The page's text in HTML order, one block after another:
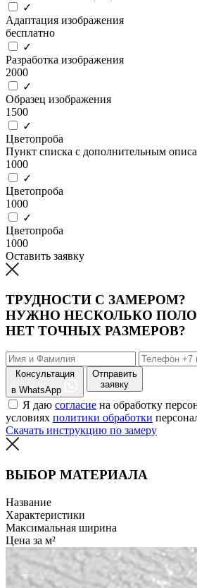
✓
Адаптация изображения
бесплатно
✓
Разработка изображения
2000
✓
Образец изображения
1500
✓
Цветопроба
Пункт списка с дополнительным
1000
✓
Цветопроба
1000
✓
Цветопроба
1000
Оставить заявку
ТРУДНОСТИ С ЗАМЕРОМ?
НУЖНО НЕСКОЛЬКО
НЕТ ТОЧНЫХ РАЗМЕРОВ?
Консультация
в WhatsApp
Отправить
заявку
Я даю согласие на обработку
условиях политики обработки
Скачать инструкцию по замеру
ВЫБОР МАТЕРИАЛА
Название
Характеристики
Максимальная ширина
Цена за м²